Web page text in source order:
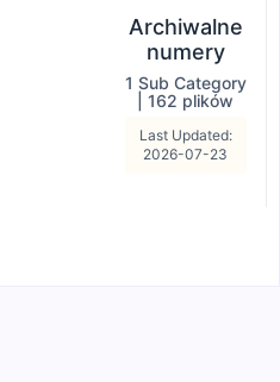
Archiwalne
numery
1 Sub Category
162 plików
Last Updated:
2026-07-23